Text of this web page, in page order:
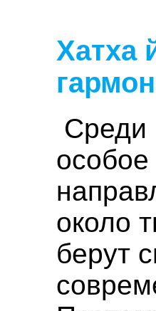
Хатха
Среди
особое
около
берут